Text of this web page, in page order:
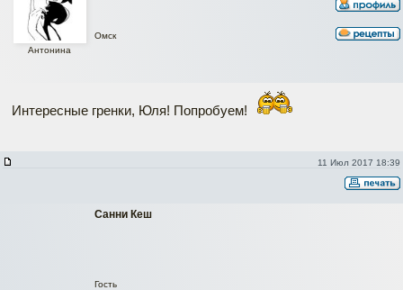
Антонина
Омск
Интересные гренки, Юля! Попробуем!
11 Июл 2017 18:39
Санни Кеш
Гость